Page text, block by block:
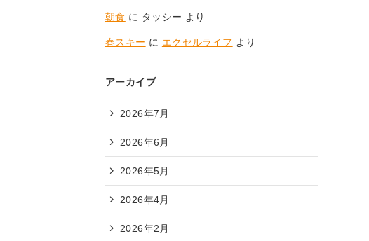
朝食 に タッシー より
春スキー に エクセルライフ より
アーカイブ
2026年7月
2026年6月
2026年5月
2026年4月
2026年2月